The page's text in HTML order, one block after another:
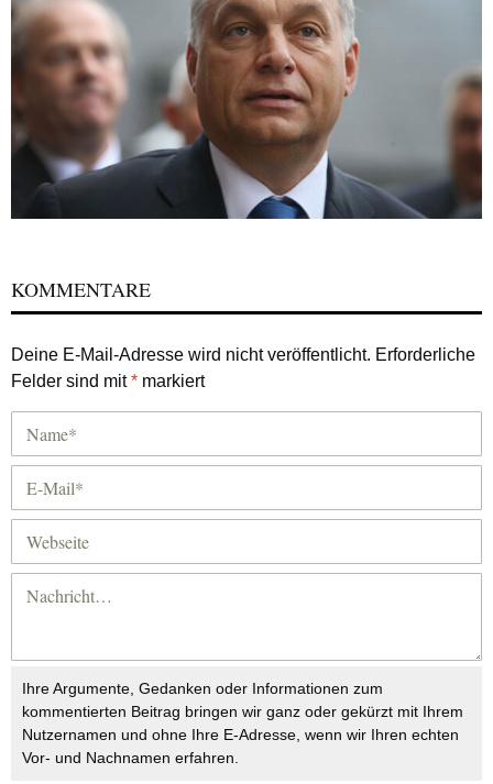
KOMMENTARE
Deine E-Mail-Adresse wird nicht veröffentlicht. Erforderliche
Felder sind mit* markiert
Ihre Argumente, Gedanken oder Informationen zum
kommentierten Beitrag bringen wir ganz oder gekürzt mit Ihrem
Nutzernamen und ohne Ihre E-Adresse, wenn wir Ihren echten
Vor- und Nachnamen erfahren.